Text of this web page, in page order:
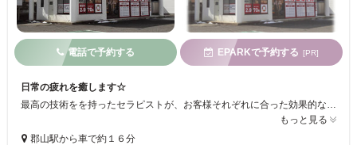
電話で予約する EPARKで予約する [PR]
日常の疲れを癒します☆
もっと見る
郡山駅から車で約１６分